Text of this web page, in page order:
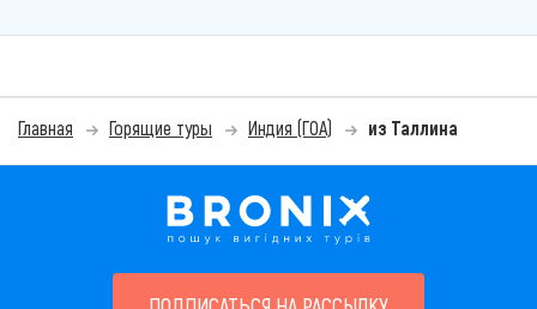
Главная Горящие туры Индия (ГОА) из Таллина